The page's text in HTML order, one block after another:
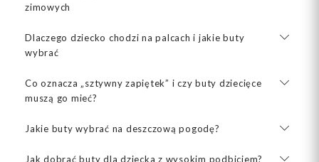
zimowych
Dlaczego dziecko chodzi na palcach i jakie buty
wybrać
Co oznacza „sztywny zapiętek” i czy buty dziecięce
muszą go mieć?
Jakie buty wybrać na deszczową pogodę?
Jak dobrać buty dla dziecka z wysokim podbiciem?